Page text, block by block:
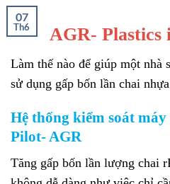
07
Th6 AGR- Plastics
Làm thế nào để giúp một nhà
sử dụng gấp bốn lần chai
Hệ thống kiểm soát
Pilot- AGR
Tăng gấp bốn lần lượng chai